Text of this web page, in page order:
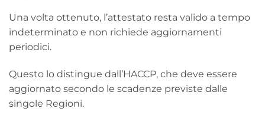
Una volta ottenuto, l’attestato resta valido a tempo
indeterminato e non richiede aggiornamenti
periodici.
Questo lo distingue dall’HACCP, che deve essere
aggiornato secondo le scadenze previste dalle
singole Regioni.